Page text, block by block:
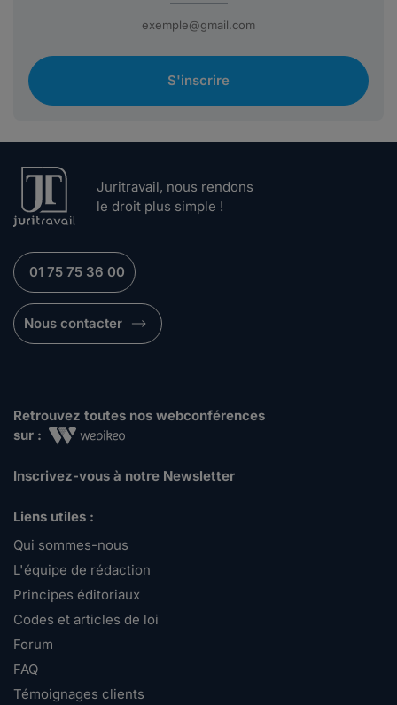
S'inscrire
Juritravail, nous rendons
le droit plus simple !
01 75 75 36 00
Nous contacter
Retrouvez toutes nos webconférences
sur :
Inscrivez-vous à notre Newsletter
Liens utiles :
Qui sommes-nous
L'équipe de rédaction
Principes éditoriaux
Codes et articles de loi
Forum
FAQ
Témoignages clients